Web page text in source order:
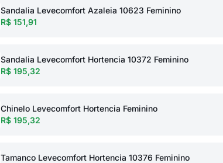
Sandalia Levecomfort Azaleia 10623 Feminino
R$ 151,91
Sandalia Levecomfort Hortencia 10372 Feminino
R$ 195,32
Chinelo Levecomfort Hortencia Feminino
R$ 195,32
Tamanco Levecomfort Hortencia 10376 Feminino